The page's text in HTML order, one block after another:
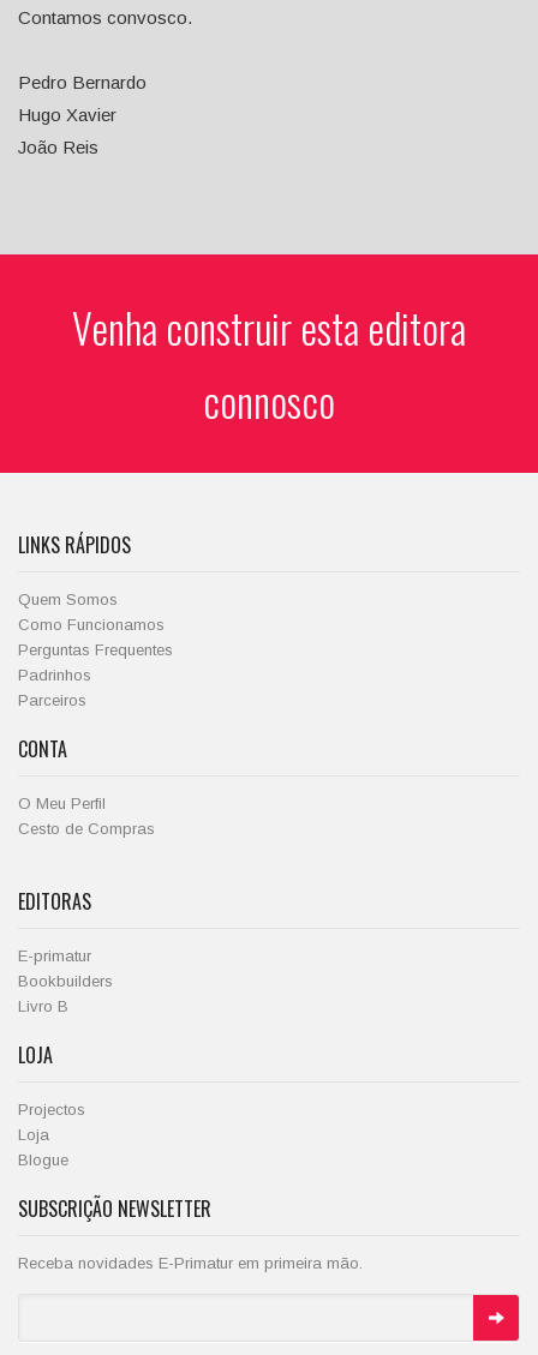
Contamos convosco.
Pedro Bernardo
Hugo Xavier
João Reis
Venha construir esta editora
connosco
LINKS RÁPIDOS
Quem Somos
Como Funcionamos
Perguntas Frequentes
Padrinhos
Parceiros
CONTA
O Meu Perfil
Cesto de Compras
EDITORAS
E-primatur
Bookbuilders
Livro B
LOJA
Projectos
Loja
Blogue
SUBSCRIÇÃO NEWSLETTER
Receba novidades E-Primatur em primeira mão.